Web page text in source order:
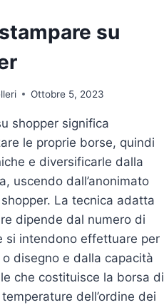
su
Ottobre 5, 2023
shopper significa
le proprie borse, quindi
e diversificarle dalla
uscendo dall’anonimato
La tecnica adatta
dipende dal numero di
si intendono effettuare per
disegno e dalla capacità
che costituisce la borsa di
dell’ordine dei